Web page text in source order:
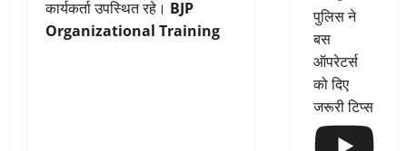
कार्यकर्ता उपस्थित रहे। BJP
Organizational Training
पुलिस ने
बस
ऑपरेटर्स
को दिए
जरूरी टिप्स